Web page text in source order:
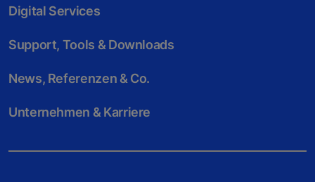
Digital Services
Support, Tools & Downloads
News, Referenzen & Co.
Unternehmen & Karriere